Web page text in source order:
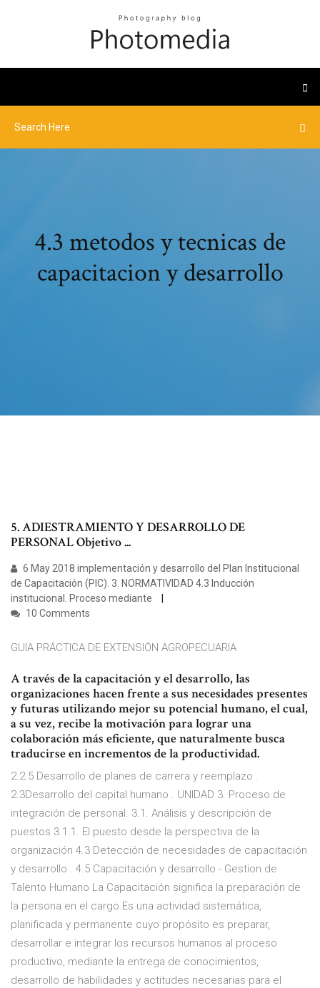
4.3 metodos y tecnicas de
capacitacion y desarrollo
5. ADIESTRAMIENTO Y DESARROLLO DE
PERSONAL Objetivo ...
6 May 2018 implementación y desarrollo del Plan Institucional
de Capacitación (PIC). 3. NORMATIVIDAD 4.3 Inducción
institucional. Proceso mediante
10 Comments
GUIA PRÁCTICA DE EXTENSIÓN AGROPECUARIA
A través de la capacitación y el desarrollo, las
organizaciones hacen frente a sus necesidades presentes
y futuras utilizando mejor su potencial humano, el cual,
a su vez, recibe la motivación para lograr una
colaboración más eficiente, que naturalmente busca
traducirse en incrementos de la productividad.
2.2.5 Desarrollo de planes de carrera y reemplazo .
2.3Desarrollo del capital humano . UNIDAD 3. Proceso de
integración de personal. 3.1. Análisis y descripción de
puestos 3.1.1. El puesto desde la perspectiva de la
organización 4.3 Detección de necesidades de capacitación
y desarrollo . 4.5 Capacitación y desarrollo - Gestion de
Talento Humano La Capacitación significa la preparación de
la persona en el cargo.Es una actividad sistemática,
planificada y permanente cuyo propósito es preparar,
desarrollar e integrar los recursos humanos al proceso
productivo, mediante la entrega de conocimientos,
desarrollo de habilidades y actitudes necesarias para el